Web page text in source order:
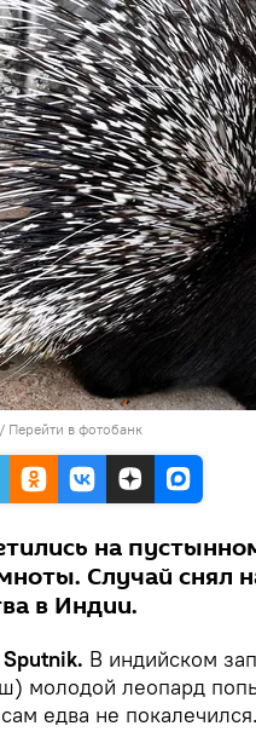
/ Перейти в фотобанк
на
Случай снял
в Индии.
В индийском
молодой леопард
едва не покалечился.